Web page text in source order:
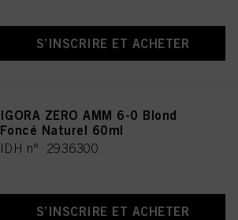
S’INSCRIRE ET ACHETER
IGORA ZERO AMM 6-0 Blond
Foncé Naturel 60ml
IDH n° 2936300
S’INSCRIRE ET ACHETER